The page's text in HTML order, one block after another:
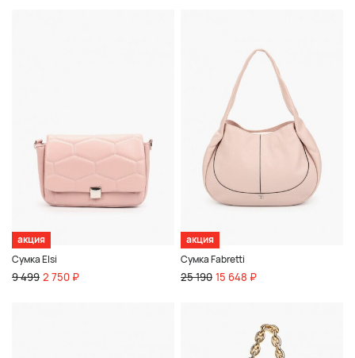
акция
Сумка Elsi
9 499 2 750 ₽
акция
Сумка Fabretti
25 190 15 648 ₽